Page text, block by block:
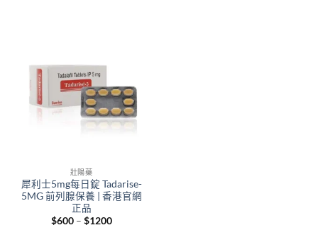
壯陽藥
犀利士5mg每日錠 Tadarise-
5MG 前列腺保養 | 香港官網
正品
$600 – $1200Price